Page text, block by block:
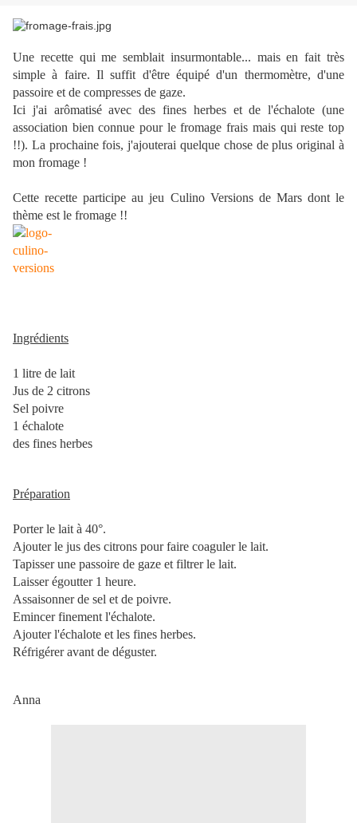
Une recette qui me semblait insurmontable... mais en fait très
simple à faire. Il suffit d'être équipé d'un thermomètre, d'une
passoire et de compresses de gaze.
Ici j'ai arômatisé avec des fines herbes et de l'échalote (une
association bien connue pour le fromage frais mais qui reste top
!!). La prochaine fois, j'ajouterai quelque chose de plus original à
mon fromage !
Cette recette participe au jeu Culino Versions de Mars dont le
thème est le fromage !!
Ingrédients
1 litre de lait
Jus de 2 citrons
Sel poivre
1 échalote
des fines herbes
Préparation
Porter le lait à 40°.
Ajouter le jus des citrons pour faire coaguler le lait.
Tapisser une passoire de gaze et filtrer le lait.
Laisser égoutter 1 heure.
Assaisonner de sel et de poivre.
Emincer finement l'échalote.
Ajouter l'échalote et les fines herbes.
Réfrigérer avant de déguster.
Anna